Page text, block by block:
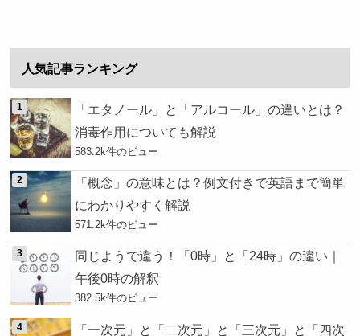
人気記事ランキング
「エタノール」と「アルコール」の違いとは？
消毒作用についても解説
583.2k件のビュー
「概念」の意味とは？例文付きで英語まで簡単
にわかりやすく解説
571.2k件のビュー
同じようで違う！「0時」と「24時」の違い｜
午後0時の解釈
382.5k件のビュー
「一次元」と「二次元」と「三次元」と「四次